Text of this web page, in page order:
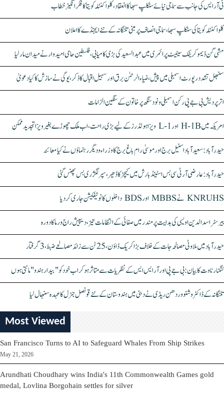
ٹی آر ایس کی جانب سے سماجی نیائے سنکلپ سبھا کا انعقاد، کلواکنٹلہ کویتا کا فکر انگیز خطاب
کلواکنٹلہ کویتا کی سنکلپ سبھا، سماجی انصاف پر مبنی تلنگانہ کے نئے ایجنڈے کا اعلان
مشی گن ڈیموکریٹک سینیٹ پرائمری میں عبدالسعید کی بڑی کامیابی، فلسطین حامی امیدوار نے میدان مار لیا
سنبھل تشدد رپورٹ اسمبلی میں پیش، ضیاء الرحمٰن برق اور سہیل اقبال کا ذکر، یوگی نے سازش کا کیا دعویٰ
اتر پردیش بی جے پی رکن اسمبلی ونود سنگھ پر خاتون کے سنگین الزامات
امریکہ میں H-1B اور L-1 ویزا ہولڈرز کے لیے بڑی راحت، اب ملک چھوڑے بغیر ویزا تجدید ممکن
حیدرآباد: سعیدآباد اسٹیل برج اور موسیٰ رام باغ برج کا وزراء و دیگر رہنماؤں نے کیا معائنہ
حیدرآباد: عارضی آر ٹی سی بس اسٹینڈ بارش میں کیچڑ کا ڈھیر، سپر لگژری بس پھنس گئی
KNRUHS نے MBBS اور BDS داخلوں کا نوٹیفکیشن جاری کر دیا
بیرسٹر اسدالدین اویسی کی ہدایت پر مندر میں صفائی کے انتظامات تیز، دیپیش راج ورما کا دورہ
حیدرآباد میں ملاوٹی مصالحہ جات کے خلاف بڑا کریک ڈاؤن، 25 ٹن سے زائد مصالحے ضبط، 3 گرفتار
کنگنا رناوت کا بیان: بی جے پی اور آر ایس ایس کے نظریات سے متاثر ہو کر اب خود کو "بیدار ہندو" مانتی ہوں
تلنگانہ کے ڈاکٹر وشنو وردھن ریڈی نے دبئی میں ہندوستان کے نئے قونصل جنرل کا عہدہ سنبھال لیا
Most Viewed
San Francisco Turns to AI to Safeguard Whales From Ship Strikes
May 21, 2026
Arundhati Choudhary wins India's 11th Commonwealth Games gold
medal, Lovlina Borgohain settles for silver